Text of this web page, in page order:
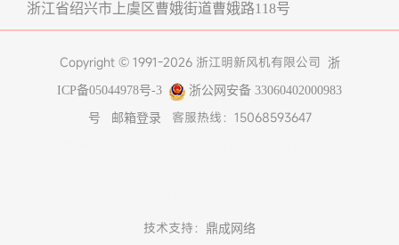
浙江省绍兴市上虞区曹娥街道曹娥路118号
Copyright © 1991-2026 浙江明新风机有限公司 浙
ICP备05044978号-3 浙公网安备 33060402000983
号 邮箱登录
客服热线：15068593647
技术支持： 鼎成网络